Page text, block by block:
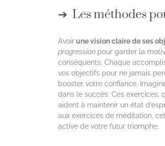
Les méthodes
Avoirune vision claire de ses
progression pour garder la
conséquents. Chaque
vos objectifs pour ne jamais
booster votre confiance.
dans le succès. Ces exercices,
aident à maintenir un état
aux exercices de méditation,
active de votre futur triomphe.